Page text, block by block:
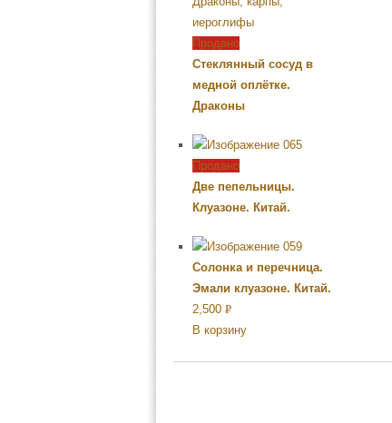
Продано
Стеклянный сосуд в
медной оплётке.
Драконы
Продано
Две пепельницы.
Клуазоне. Китай.
Солонка и перечница.
Эмали клуазоне. Китай.
2,500 Р
УБ.
В корзину